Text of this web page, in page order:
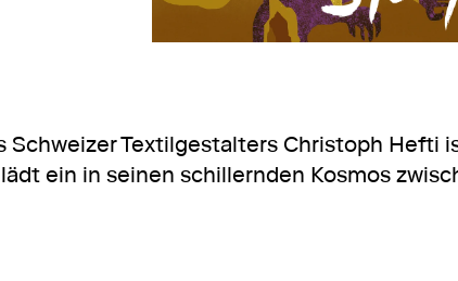
Textilgestalters Christoph Hefti
ein in seinen schillernden Kosmos